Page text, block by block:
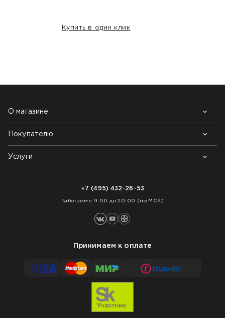
Купить в один клик
О магазине
Почему выбирают нас
Контакты
Блог
Покупателю
Возврат товара
Как заказать
Услуги
+7 (495) 432-26-53
Работаем с 9:00 до 20:00 (по МСК)
Принимаем к оплате